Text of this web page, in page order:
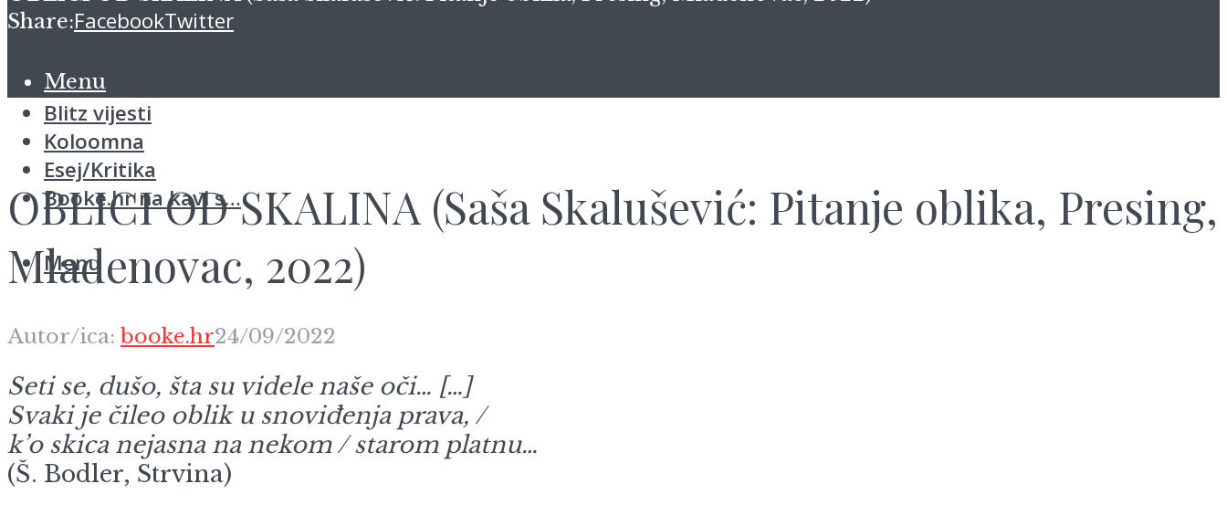
Planet Proza
Blitz vijesti
Koloomna
Esej/Kritika
Booke.hr na kavi s…
Menu
Share:FacebookTwitter
Menu
OBLICI OD SKALINA (Saša Skalušević: Pitanje oblika, Presing,
Mladenovac, 2022)
Autor/ica: booke.hr24/09/2022
Seti se, dušo, šta su videle naše oči… […]
Svaki je čileo oblik u snoviđenja prava, /
k’o skica nejasna na nekom / starom platnu…
(Š. Bodler, Strvina)